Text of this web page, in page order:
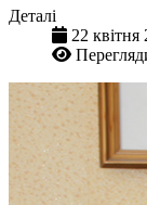
Деталі
22 квітня